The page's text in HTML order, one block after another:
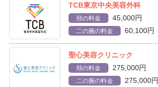
TCB東京中央美容外科
頬の料金 45,000円
二の腕の料金 60,100円
聖心美容クリニック
頬の料金 275,000円
二の腕の料金 275,000円